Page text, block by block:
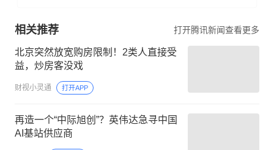
相关推荐 打开腾讯新闻查看更多
北京突然放宽购房限制！2类人直接受
益，炒房客没戏
财视小灵通 打开APP
再造一个“中际旭创”？英伟达急寻中国
AI基站供应商